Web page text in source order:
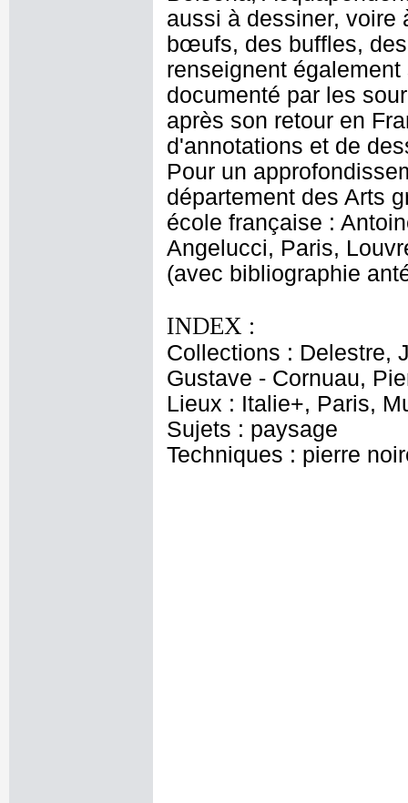
aussi à dessiner, voire
bœufs, des buffles,
renseignent
documenté par les
après son retour en
d'annotations et de
Pour un
département des Arts
école française :
Angelucci, Paris,
(avec bibliographie
INDEX :
Collections : Delestre,
Gustave - Cornuau,
Lieux : Italie+, Paris,
Sujets : paysage
Techniques : pierre